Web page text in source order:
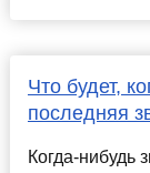
Что будет,
последняя
Когда-нибудь